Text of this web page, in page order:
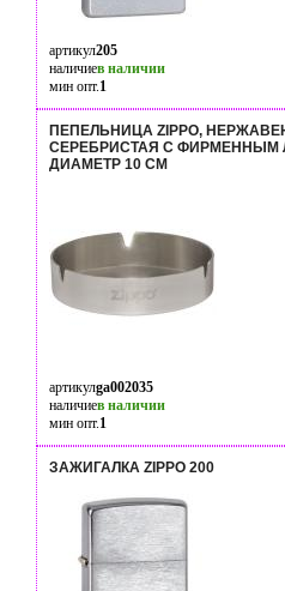
артикул205
наличиев наличии
мин опт.1
ПЕПЕЛЬНИЦА ZIPPO,
СЕРЕБРИСТАЯ С ФИРМЕННЫМ
ДИАМЕТР 10 СМ
артикулga002035
наличиев наличии
мин опт.1
ЗАЖИГАЛКА ZIPPO 200